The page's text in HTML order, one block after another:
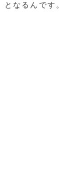
なるんです。